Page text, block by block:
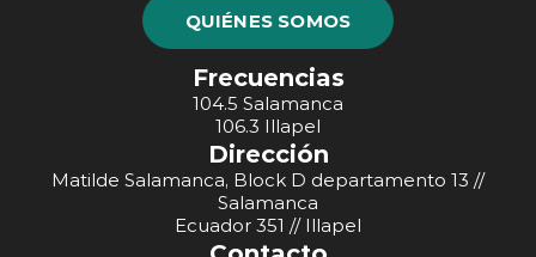
QUIÉNES SOMOS
Frecuencias
104.5 Salamanca
106.3 Illapel
Dirección
Matilde Salamanca, Block D departamento 13 //
Salamanca
Ecuador 351 // Illapel